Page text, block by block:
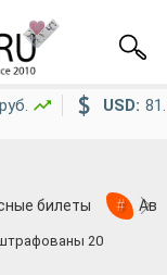
USD:
билеты #
20